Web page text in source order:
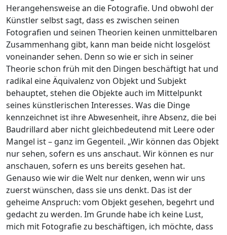
Herangehensweise an die Fotografie. Und obwohl der
Künstler selbst sagt, dass es zwischen seinen
Fotografien und seinen Theorien keinen unmittelbaren
Zusammenhang gibt, kann man beide nicht losgelöst
voneinander sehen. Denn so wie er sich in seiner
Theorie schon früh mit den Dingen beschäftigt hat und
radikal eine Äquivalenz von Objekt und Subjekt
behauptet, stehen die Objekte auch im Mittelpunkt
seines künstlerischen Interesses. Was die Dinge
kennzeichnet ist ihre Abwesenheit, ihre Absenz, die bei
Baudrillard aber nicht gleichbedeutend mit Leere oder
Mangel ist – ganz im Gegenteil. „Wir können das Objekt
nur sehen, sofern es uns anschaut. Wir können es nur
anschauen, sofern es uns bereits gesehen hat.
Genauso wie wir die Welt nur denken, wenn wir uns
zuerst wünschen, dass sie uns denkt. Das ist der
geheime Anspruch: vom Objekt gesehen, begehrt und
gedacht zu werden. Im Grunde habe ich keine Lust,
mich mit Fotografie zu beschäftigen, ich möchte, dass